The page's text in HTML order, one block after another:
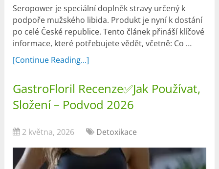
Seropower je speciální doplněk stravy určený k
podpoře mužského libida. Produkt je nyní k dostání
po celé České republice. Tento článek přináší klíčové
informace, které potřebujete vědět, včetně: Co …
[Continue Reading...]
GastroFloril Recenze✅Jak Používat,
Složení – Podvod 2026
2 května, 2026 Detoxikace